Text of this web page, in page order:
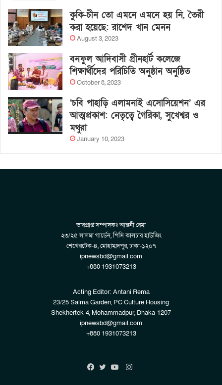
কুকি-চীন তো এমনে এমনে হয় নি, তৈরী
করা হয়েছে: রাশেদ খান মেনন
August 3, 2023
বনফুল আদিবাসী গ্রীনহার্ট কলেজে
শিক্ষার্থীদের পরিচিতি অনুষ্ঠান অনুষ্ঠিত
October 8, 2023
‘চবি পাহাড়ি এলামনাই এসোসিয়েশন’ এর
আত্মপ্রকাশ: নেতৃত্বে গৈরিকা, সুখেশ্বর ও
মথুরা
January 10, 2023
ভারপ্রাপ্ত সম্পাদকঃ আন্তনী রেমা
২৩/২৫ সালমা গার্ডেন, পিসি কালচার হাউজিং
শেখেরটেক-৪, মোহাম্মদপুর, ঢাকা-১২০৭
ipnewsbd@gmail.com
+880 1931073213
Acting Editor: Antani Rema
23/25 Salma Garden, PC Culture Housing
Shekhertek-4, Mohammadpur, Dhaka-1207
ipnewsbd@gmail.com
+880 1931073213
Instagram